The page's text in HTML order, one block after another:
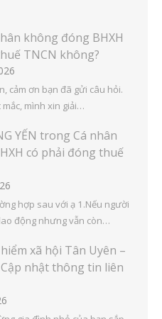
không đóng BHXH
TNCN không?
cảm ơn bạn đã gửi câu hỏi.
mắc, mình xin giải…
YẾN trong Cá nhân
có phải đóng thuế
hợp sau với ạ 1.Nếu người
động nhưng vẫn còn…
xã hội Tân Uyên –
nhật thông tin liên